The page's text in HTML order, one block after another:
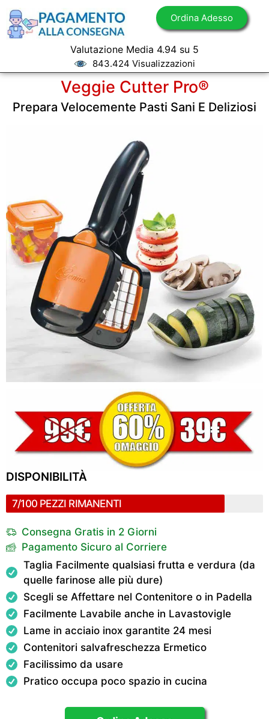
Ordina Adesso
Valutazione Media 4.94 su 5
843.424 Visualizzazioni
Veggie Cutter Pro®
Prepara Velocemente Pasti Sani E Deliziosi
DISPONIBILITÀ
7/100 PEZZI RIMANENTI
Consegna Gratis in 2 Giorni
Pagamento Sicuro al Corriere
Taglia Facilmente qualsiasi frutta e verdura (da
quelle farinose alle più dure)
Scegli se Affettare nel Contenitore o in Padella
Facilmente Lavabile anche in Lavastovigle
Lame in acciaio inox garantite 24 mesi
Contenitori salvafreschezza Ermetico
Facilissimo da usare
Pratico occupa poco spazio in cucina